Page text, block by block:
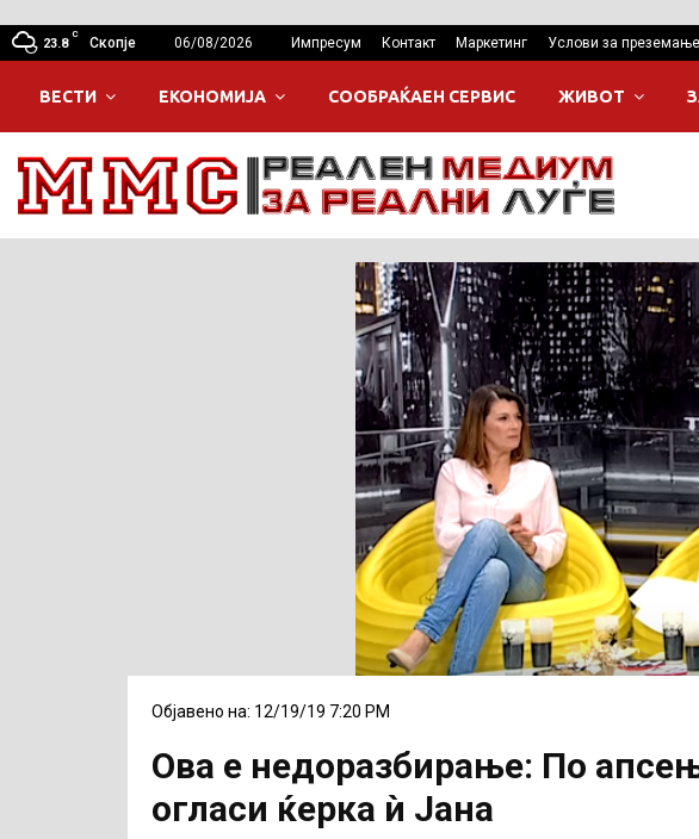
23.8
C
Скопје 06/08/2026 Импресум Контакт Маркетинг Услови за преземање
ВЕСТИ ЕКОНОМИЈА СООБРАЌАЕН СЕРВИС ЖИВОТ
Објавено на: 12/19/19 7:20 PM
Ова е недоразбирање: По
огласи ќерка ѝ Јана